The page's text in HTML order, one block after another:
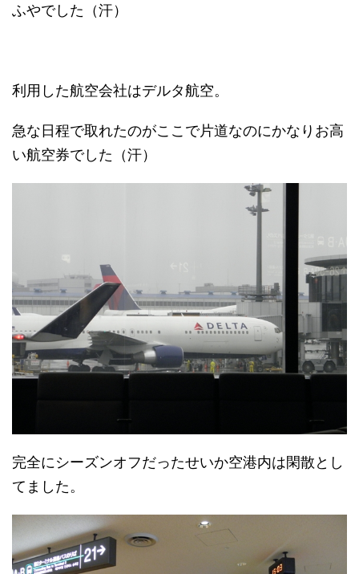
ふやでした（汗）
利用した航空会社はデルタ航空。
急な日程で取れたのがここで片道なのにかなりお高
い航空券でした（汗）
完全にシーズンオフだったせいか空港内は閑散とし
てました。